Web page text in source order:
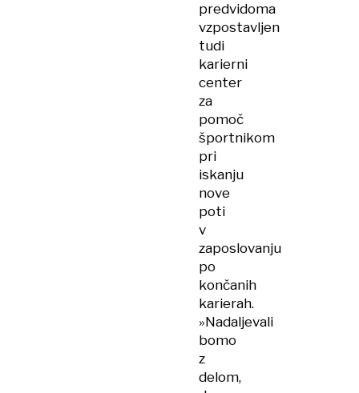
predvidoma
vzpostavljen
tudi
karierni
center
za
pomoč
športnikom
pri
iskanju
nove
poti
v
zaposlovanju
po
končanih
karierah.
»Nadaljevali
bomo
z
delom,